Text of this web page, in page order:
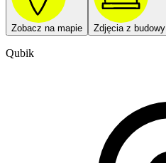
Zobacz na mapie Zdjęcia z budowy
Qubik